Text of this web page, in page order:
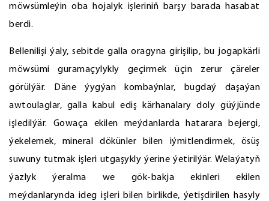
möwsümleýin oba hojalyk işleriniň barşy barada hasabat
berdi.
Bellenilişi ýaly, sebitde galla oragyna girişilip, bu jogapkärli
möwsümi guramaçylykly geçirmek üçin zerur çäreler
görülýär. Däne ýygýan kombaýnlar, bugdaý daşaýan
awtoulaglar, galla kabul ediş kärhanalary doly güýjünde
işledilýär. Gowaça ekilen meýdanlarda hatarara bejergi,
ýekelemek, mineral dökünler bilen iýmitlendirmek, ösüş
suwuny tutmak işleri utgaşykly ýerine ýetirilýär. Welaýatyň
ýazlyk ýeralma we gök-bakja ekinleri ekilen
meýdanlarynda ideg işleri bilen birlikde, ýetişdirilen hasyly